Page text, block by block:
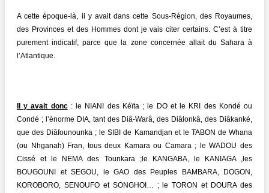
A cette époque-là, il y avait dans cette Sous-Région, des Royaumes,
des Provinces et des Hommes dont je vais citer certains. C’est à titre
purement indicatif, parce que la zone concernée allait du Sahara à
l’Atlantique.
Il y avait donc: le NIANI des Kéïta ; le DO et le KRI des Kondé ou
Condé ; l’énorme DIA, tant des Diâ-Warâ, des Diâlonkâ, des Diâkanké,
que des Diâfounounka ; le SIBI de Kamandjan et le TABON de Whana
(ou Nhganah) Fran, tous deux Kamara ou Camara ; le WADOU des
Cissé et le NEMA des Tounkara ;le KANGABA, le KANIAGA ,les
BOUGOUNI et SEGOU, le GAO des Peuples BAMBARA, DOGON,
KOROBORO, SENOUFO et SONGHOI… ; le TORON et DOURA des